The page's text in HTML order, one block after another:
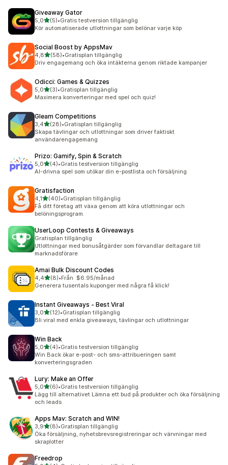
Giveaway Gator
5,0av 5 stjärnor
(5)
5 recensioner totalt
•Gratis testversion tillgänglig
Kör automatiserade utlottningar som belönar varje köp
Social Boost by AppsMav
4,8av 5 stjärnor
(58)
58 recensioner totalt
•Gratisplan tillgänglig
Driv engagemang och öka intäkterna genom riktade kampanjer
Odicci: Games & Quizzes
5,0av 5 stjärnor
(3)
3 recensioner totalt
•Gratisplan tillgänglig
Maximera konverteringar med spel och quiz!
Gleam Competitions
3,4av 5 stjärnor
(28)
28 recensioner totalt
•Gratisplan tillgänglig
Skapa tävlingar och utlottningar som driver faktiskt
användarengagemang
Prizo: Gamify, Spin & Scratch
5,0av 5 stjärnor
(4)
4 recensioner totalt
•Gratis testversion tillgänglig
AI-drivna spel som utökar din e-postlista och försäljning
Gratisfaction
4,1av 5 stjärnor
(40)
40 recensioner totalt
•Gratisplan tillgänglig
Få ditt företag att växa genom att köra utlottningar och
belöningsprogram.
UserLoop Contests & Giveaways
Gratisplan tillgänglig
Utlottningar med bonusåtgärder som förvandlar deltagare till
marknadsförare
Amai Bulk Discount Codes
4,4av 5 stjärnor
(8)
8 recensioner totalt
•Från $6.95/månad
Generera tusentals kuponger med några få klick!
Instant Giveaways ‑ Best Viral
3,0av 5 stjärnor
(12)
12 recensioner totalt
•Gratisplan tillgänglig
Bli viral med enkla giveaways, tävlingar och utlottningar
Win Back
5,0av 5 stjärnor
(4)
4 recensioner totalt
•Gratis testversion tillgänglig
Win Back ökar e-post- och sms-attribueringen samt
konverteringsgraden
Lury: Make an Offer
5,0av 5 stjärnor
(6)
6 recensioner totalt
•Gratis testversion tillgänglig
Lägg till alternativet Lämna ett bud på produkter och öka försäljning
och leads
Apps Mav: Scratch and WIN!
3,9av 5 stjärnor
(8)
8 recensioner totalt
•Gratisplan tillgänglig
Öka försäljning, nyhetsbrevsregistreringar och värvningar med
skraplotter
Freedrop